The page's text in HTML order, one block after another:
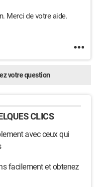
Merci de votre aide.
votre question
CLICS
avec ceux qui
facilement et obtenez